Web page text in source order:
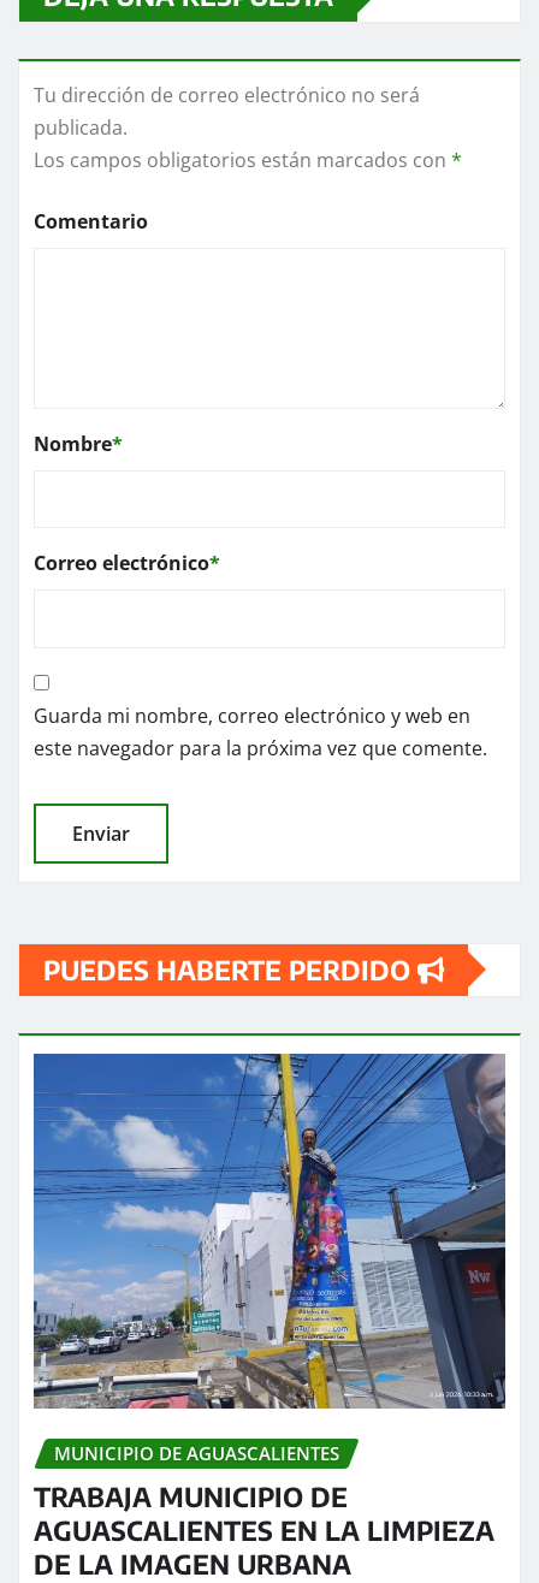
Tu dirección de correo electrónico no será
publicada.
Los campos obligatorios están marcados con *
Comentario
Nombre*
Correo electrónico*
Guarda mi nombre, correo electrónico y web en
este navegador para la próxima vez que comente.
PUEDES HABERTE PERDIDO
MUNICIPIO DE AGUASCALIENTES
TRABAJA MUNICIPIO DE
AGUASCALIENTES EN LA LIMPIEZA
DE LA IMAGEN URBANA